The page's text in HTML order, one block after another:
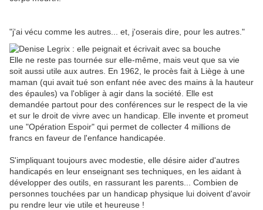
"j'ai vécu comme les autres... et, j'oserais dire, pour les autres."
Elle ne reste pas tournée sur elle-même, mais veut que sa vie
soit aussi utile aux autres. En 1962, le procès fait à Liège à une
maman (qui avait tué son enfant née avec des mains à la hauteur
des épaules) va l'obliger à agir dans la société. Elle est
demandée partout pour des conférences sur le respect de la vie
et sur le droit de vivre avec un handicap. Elle invente et promeut
une "Opération Espoir" qui permet de collecter 4 millions de
francs en faveur de l'enfance handicapée.
S'impliquant toujours avec modestie, elle désire aider d'autres
handicapés en leur enseignant ses techniques, en les aidant à
développer des outils, en rassurant les parents... Combien de
personnes touchées par un handicap physique lui doivent d'avoir
pu rendre leur vie utile et heureuse !